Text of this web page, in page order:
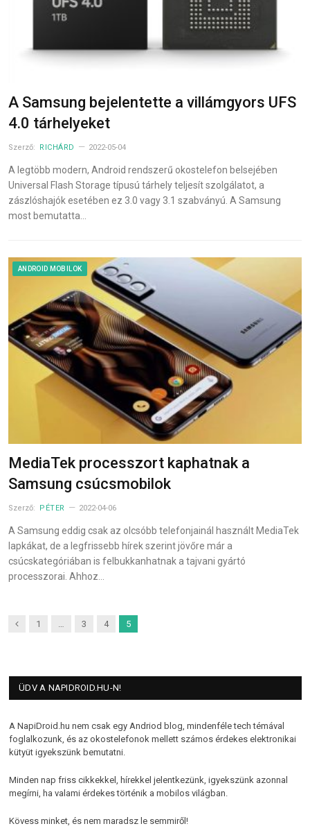
A Samsung bejelentette a villámgyors UFS
4.0 tárhelyeket
Szerző: RICHÁRD 2022-05-04
A legtöbb modern, Android rendszerű okostelefon belsejében
Universal Flash Storage típusú tárhely teljesít szolgálatot, a
zászlóshajók esetében ez 3.0 vagy 3.1 szabványú. A Samsung
most bemutatta…
ANDROID MOBILOK
MediaTek processzort kaphatnak a
Samsung csúcsmobilok
Szerző: PÉTER 2022-04-06
A Samsung eddig csak az olcsóbb telefonjainál használt MediaTek
lapkákat, de a legfrissebb hírek szerint jövőre már a
csúcskategóriában is felbukkanhatnak a tajvani gyártó
processzorai. Ahhoz…
Previous
1 … 3 4 5
ÜDV A NAPIDROID.HU-N!
A NapiDroid.hu nem csak egy Andriod blog, mindenféle tech témával
foglalkozunk, és az okostelefonok mellett számos érdekes elektronikai
kütyüt igyekszünk bemutatni.
Minden nap friss cikkekkel, hírekkel jelentkezünk, igyekszünk azonnal
megírni, ha valami érdekes történik a mobilos világban.
Kövess minket, és nem maradsz le semmiről!